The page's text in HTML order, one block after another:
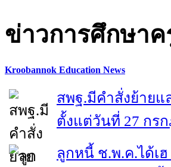
ข่าวการศึกษา
Kroobannok Education News
สพฐ.มีคำสั่งย้ายแ
ตั้งแต่วันที่ 27 กร
ลูกหนี้ ช.พ.ค.ได้เ